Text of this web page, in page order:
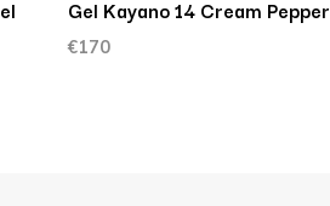
Gel Kayano 14 Cream Pepper
€170